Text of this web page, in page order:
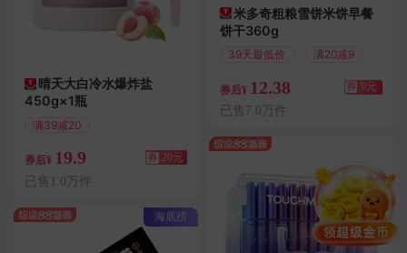
晴天大白冷水爆炸盐
450g×1瓶
满39减20
券后¥ 19.9 券 20元
已售1.0万件
海底捞
米多奇粗粮雪饼米饼早餐
饼干360g
39天最低价 满20减9
券后¥ 12.38 券 9元
已售7.0万件